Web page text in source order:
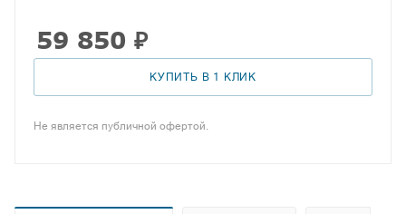
59 850 ₽
КУПИТЬ В 1 КЛИК
Не является публичной офертой.